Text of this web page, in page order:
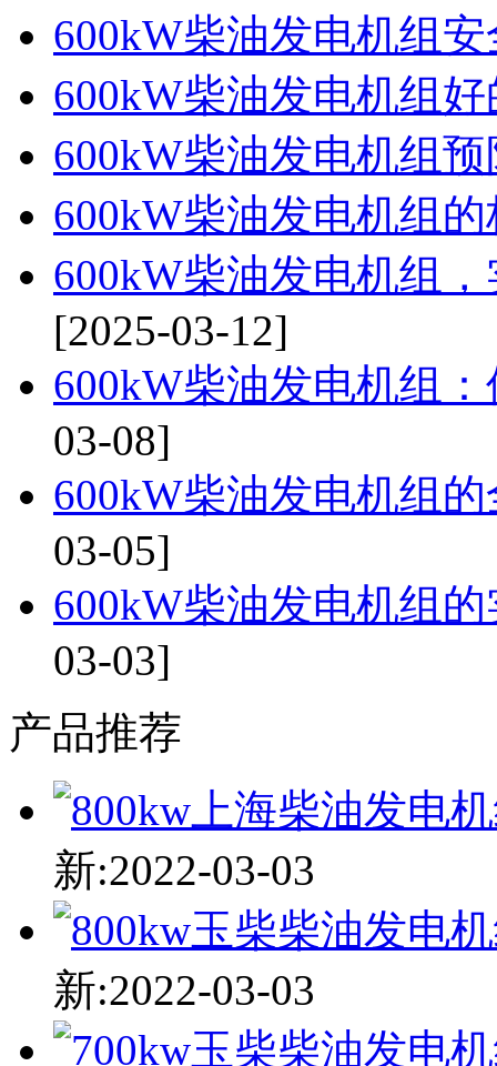
600kW柴油发电机组
600kW柴油发电机组
600kW柴油发电机组
600kW柴油发电机组
600kW柴油发电机组
[2025-03-12]
600kW柴油发电机组
03-08]
600kW柴油发电机组
03-05]
600kW柴油发电机组
03-03]
产品推荐
新:2022-03-03
新:2022-03-03